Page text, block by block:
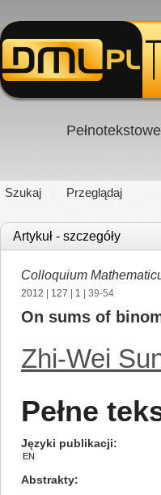
Szukaj Przeglądaj
Artykuł - szczegóły
Colloquium
2012 127 1 | 39-54
On sums of
Zhi-Wei
Pełne
Języki publikacji
EN
Abstrakty